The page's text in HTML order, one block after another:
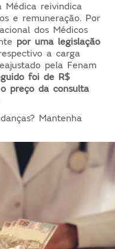
reivindica
e remuneração. Por
dos Médicos
por uma legislação
a carga
pela Fenam
foi de R$
o preço da consulta
Mantenha